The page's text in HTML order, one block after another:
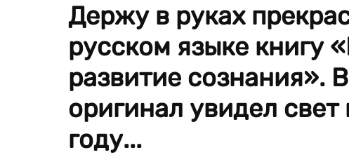
Держу в руках
русском языке книгу
развитие сознания».
оригинал увидел
году...